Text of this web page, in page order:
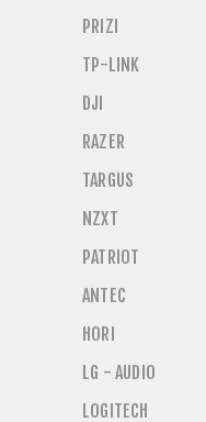
PRIZI
TP-LINK
DJI
RAZER
TARGUS
NZXT
PATRIOT
ANTEC
HORI
LG - AUDIO
LOGITECH